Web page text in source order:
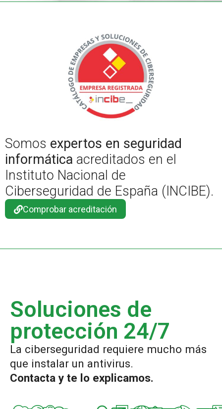
Somos expertos en seguridad
informática acreditados en el
Instituto Nacional de
Ciberseguridad de España (INCIBE).
Comprobar acreditación
Soluciones de
protección 24/7
La ciberseguridad requiere mucho más
que instalar un antivirus.
Contacta y te lo explicamos.